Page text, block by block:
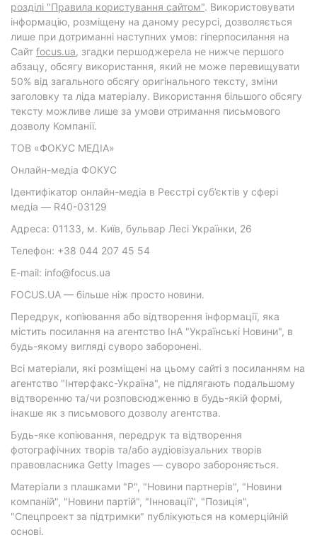
розділі "Правила користування сайтом". Використовувати
інформацію, розміщену на даному ресурсі, дозволяється
лише при дотриманні наступних умов: гіперпосилання на
Cайт focus.ua, згадки першоджерела не нижче першого
абзацу, обсягу використання, який не може перевищувати
50% від загального обсягу оригінального тексту, зміни
заголовку та ліда матеріалу. Використання більшого обсягу
тексту можливе лише за умови отримання письмового
дозволу Компанії.
ТОВ «ФОКУС МЕДІА»
Онлайн-медіа ФОКУС
Ідентифікатор онлайн-медіа в Реєстрі суб’єктів у сфері
медіа — R40-03129
Адреса: 01133, м. Київ, бульвар Лесі Українки, 26
Телефон: +38 044 207 45 54
E-mail: info@focus.ua
FOCUS.UA — більше ніж просто новини.
Передрук, копіювання або відтворення інформації, яка
містить посилання на агентство ІнА "Українські Новини", в
будь-якому вигляді суворо заборонені.
Всі матеріали, які розміщені на цьому сайті з посиланням на
агентство "Інтерфакс-Україна", не підлягають подальшому
відтворенню та/чи розповсюдженню в будь-якій формі,
інакше як з письмового дозволу агентства.
Будь-яке копіювання, передрук та відтворення
фотографічних творів та/або аудіовізуальних творів
правовласника Getty Images — суворо забороняється.
Матеріали з плашками "Р", "Новини партнерів", "Новини
компаній", "Новини партій", "Інновації", "Позиція",
"Спецпроект за підтримки" публікуються на комерційній
основі.